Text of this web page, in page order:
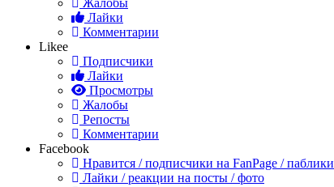
Жалобы
Лайки
Комментарии
Likee
Подписчики
Лайки
Просмотры
Жалобы
Репосты
Комментарии
Facebook
Нравится / подписчики на FanPage / паблики
Лайки / реакции на посты / фото